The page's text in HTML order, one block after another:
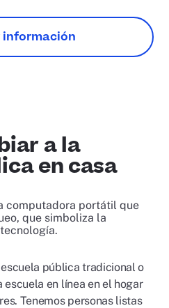
información
a la
en casa
pública tradicional o
en línea en el hogar
Tenemos personas listas